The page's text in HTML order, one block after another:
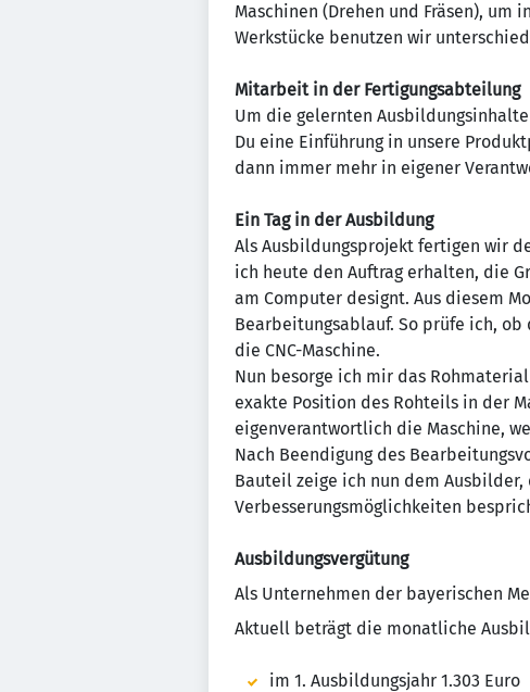
Maschinen (Drehen und Fräsen),
Werkstücke benutzen wir
Mitarbeit in der Fertigungsabteilung
Um die gelernten
Du eine Einführung in unsere
dann immer mehr in eigener
Ein Tag in der Ausbildung
Als Ausbildungsprojekt fertigen wir
ich heute den Auftrag erhalten, die
am Computer designt. Aus diesem
Bearbeitungsablauf. So prüfe ich,
die CNC-Maschine.
Nun besorge ich mir das
exakte Position des Rohteils in der
eigenverantwortlich die Maschine,
Nach Beendigung des
Bauteil zeige ich nun dem
Verbesserungsmöglichkeiten
Ausbildungsvergütung
Als Unternehmen der bayerischen
Aktuell beträgt die monatliche
im 1. Ausbildungsjahr 1.303 Euro